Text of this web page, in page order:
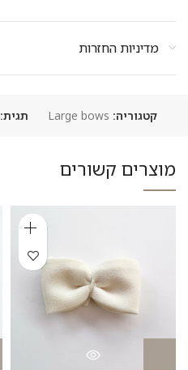
מדיניות החזרות
קטגוריה: Large bows תגית:
מוצרים קשורים